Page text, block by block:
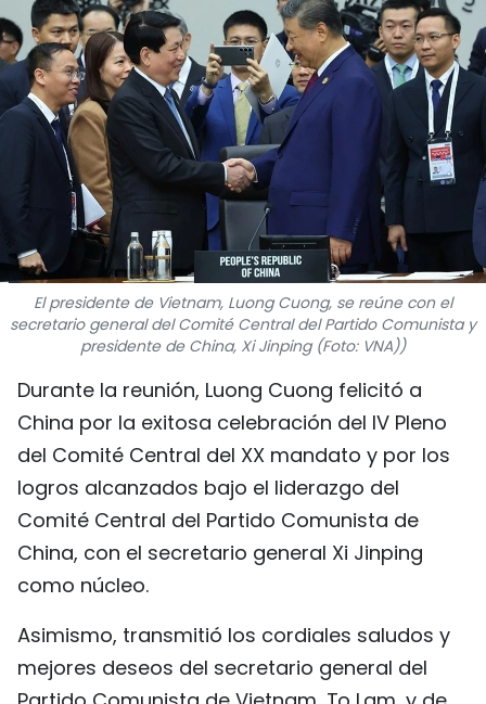
VIAJES
PUENTE DE AMISTAD
HISTORIAS MULTIMEDIA
FOTOGRAFÍA
¿QUIÉNES SOMOS?
TIẾNG VIỆT
ENGLISH
中文
FRANÇAIS
РУССКИЙ
El presidente de Vietnam, Luong Cuong, se reúne con el
secretario general del Comité Central del Partido Comunista y
presidente de China, Xi Jinping (Foto: VNA))
Durante la reunión, Luong Cuong felicitó a
China por la exitosa celebración del IV Pleno
del Comité Central del XX mandato y por los
logros alcanzados bajo el liderazgo del
Comité Central del Partido Comunista de
China, con el secretario general Xi Jinping
como núcleo.
Asimismo, transmitió los cordiales saludos y
mejores deseos del secretario general del